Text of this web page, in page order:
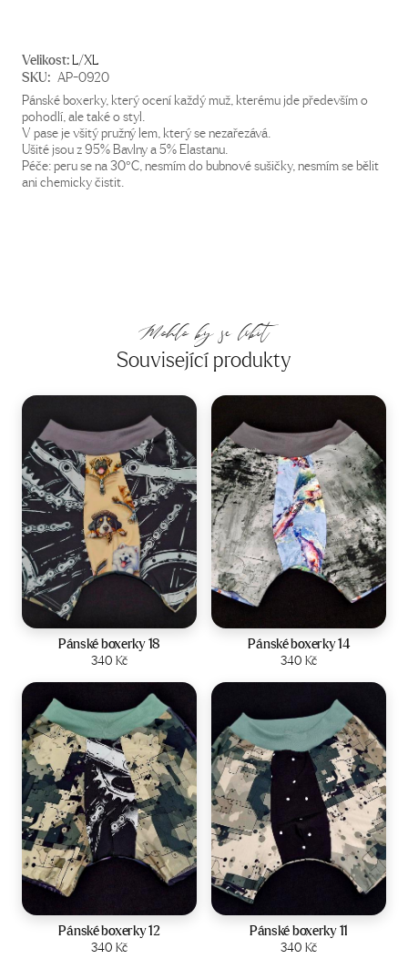
Velikost:L/XL
SKU: AP-0920
Pánské boxerky, který ocení každý muž, kterému jde především o
pohodlí, ale také o styl.
V pase je všitý pružný lem, který se nezařezává.
Ušité jsou z 95% Bavlny a 5% Elastanu.
Péče: peru se na 30°C, nesmím do bubnové sušičky, nesmím se bělit
ani chemicky čistit.
Mohlo by se líbit
Související produkty
Velikost:
Pánské boxerky 18
340 Kč
Zobrazit produkt
Pánské boxerky 14
340 Kč
Zobrazit produkt
Velikost:
Pánské boxerky 12
340 Kč
Zobrazit produkt
Pánské boxerky 11
340 Kč
Zobrazit produkt